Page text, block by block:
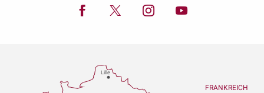
Lille
FRANKREICH